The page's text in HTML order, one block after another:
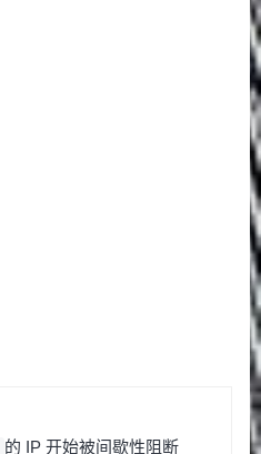
的 IP 开始被间歇性阻断